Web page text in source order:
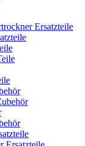
Ersatzteile